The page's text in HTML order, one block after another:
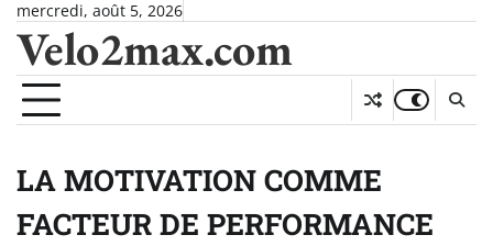
Skip
content
mercredi, août 5, 2026
Velo2max.com
LA MOTIVATION COMME
FACTEUR DE PERFORMANCE